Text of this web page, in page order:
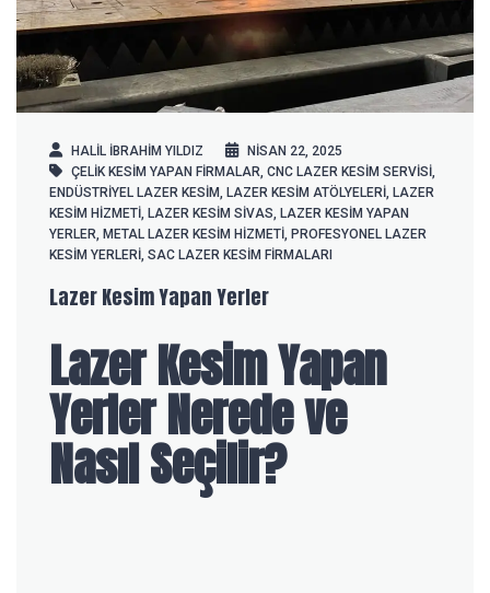
HALIL IBRAHIM YILDIZ
NISAN 22, 2025
ÇELIK KESIM YAPAN FIRMALAR CNC LAZER KESIM SERVISI
ENDÜSTRIYEL LAZER KESIM LAZER KESIM ATÖLYELERI LAZER
KESIM HIZMETI LAZER KESIM SIVAS LAZER KESIM YAPAN
YERLER METAL LAZER KESIM HIZMETI PROFESYONEL LAZER
KESIM YERLERI SAC LAZER KESIM FIRMALARI
Lazer Kesim Yapan Yerler
Lazer Kesim Yapan
Yerler Nerede ve
Nasıl Seçilir?